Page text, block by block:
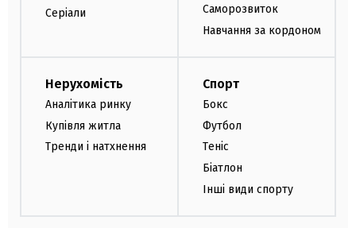
Серіали
Саморозвиток
Навчання за кордоном
Нерухомість
Аналітика ринку
Купівля житла
Тренди і натхнення
Спорт
Бокс
Футбол
Теніс
Біатлон
Інші види спорту